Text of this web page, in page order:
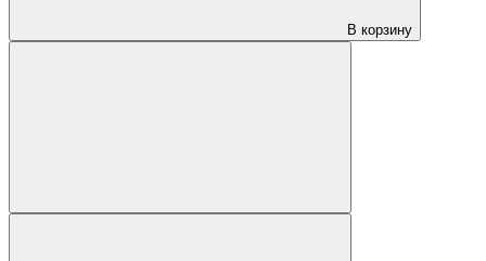
В корзину